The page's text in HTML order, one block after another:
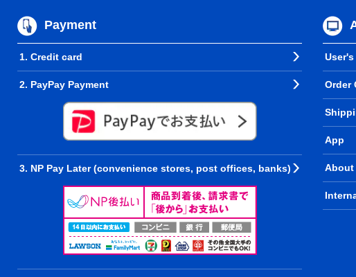
Payment
1. Credit card
2. PayPay Payment
3. NP Pay Later (convenience stores, post offices, banks)
Order
App
About